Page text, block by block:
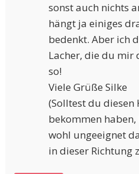
sonst auch nichts
hängt ja einiges
bedenkt. Aber ich
Lacher, die du mir
so!
Viele Grüße Silke
(Solltest du
bekommen
wohl ungeeignet
in dieser Richtung